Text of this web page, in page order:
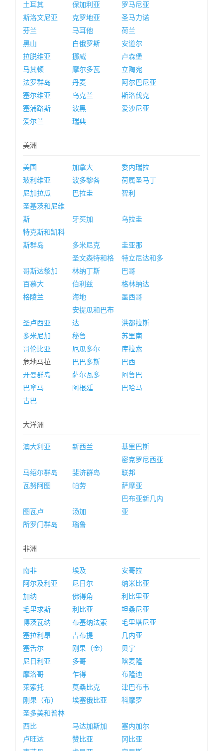
土耳其
保加利亚
罗马尼亚
斯洛文尼亚
克罗地亚
圣马力诺
芬兰
马耳他
荷兰
黑山
白俄罗斯
安道尔
拉脱维亚
挪威
卢森堡
马其顿
摩尔多瓦
立陶宛
法罗群岛
丹麦
阿尔巴尼亚
塞尔维亚
乌克兰
斯洛伐克
塞浦路斯
波黑
爱沙尼亚
爱尔兰
瑞典
美洲
美国 加拿大
委内瑞拉
玻利维亚
波多黎各
荷属圣马丁
尼加拉瓜
巴拉圭
智利
圣基茨和尼维
斯
牙买加
乌拉圭
特克斯和凯科
斯群岛
多米尼克 圭亚那
哥斯达黎加
圣文森特和格
林纳丁斯
特立尼达和多
巴哥
百慕大
伯利兹
格林纳达
格陵兰
海地 墨西哥
圣卢西亚
安提瓜和巴布
达
洪都拉斯
多米尼加
秘鲁
苏里南
哥伦比亚
厄瓜多尔
库拉索
危地马拉
巴巴多斯
巴西
开曼群岛
萨尔瓦多
阿鲁巴
巴拿马
阿根廷
巴哈马
古巴
大洋洲
澳大利亚 新西兰 基里巴斯
马绍尔群岛 斐济群岛
密克罗尼西亚
联邦
瓦努阿图
帕劳 萨摩亚
图瓦卢 汤加
巴布亚新几内
亚
所罗门群岛
瑙鲁
非洲
南非 埃及
安哥拉
阿尔及利亚
尼日尔
纳米比亚
加纳
佛得角
利比里亚
毛里求斯
利比亚
坦桑尼亚
博茨瓦纳
布基纳法索
毛里塔尼亚
塞拉利昂
吉布提
几内亚
塞舌尔
刚果（金）
贝宁
尼日利亚
多哥
喀麦隆
摩洛哥
乍得
布隆迪
莱索托
莫桑比克
津巴布韦
刚果（布）
埃塞俄比亚
科摩罗
圣多美和普林
西比
马达加斯加
塞内加尔
卢旺达
赞比亚
冈比亚